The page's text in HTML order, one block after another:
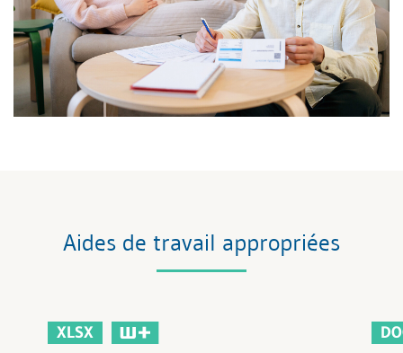
Aides de travail appropriées
XLSX